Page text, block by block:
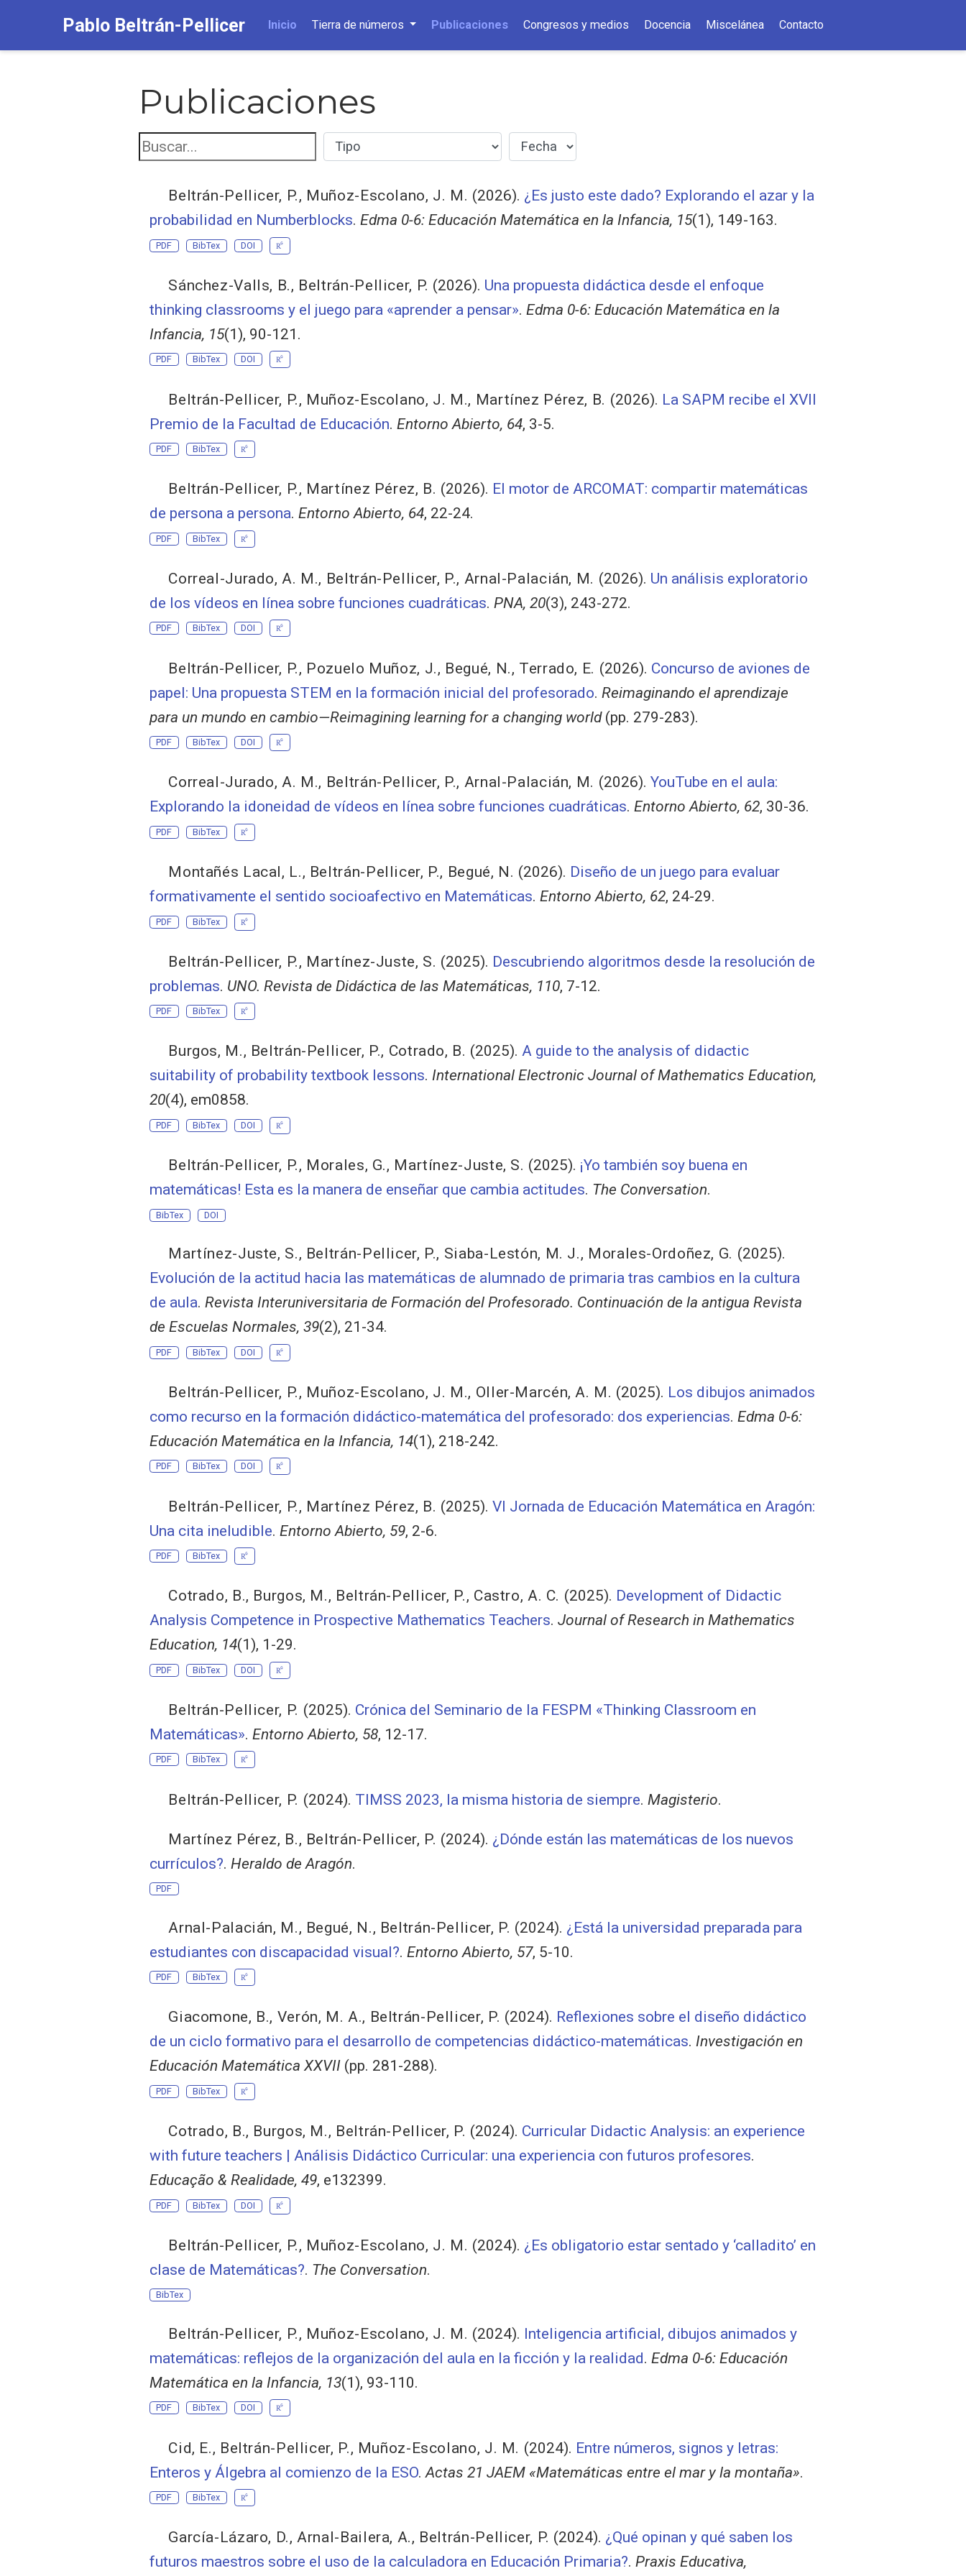
Pablo Beltrán-Pellicer Inicio Tierra de números Publicaciones Congresos y medios Docencia Miscelánea Contacto
Publicaciones
Beltrán-Pellicer, P., Muñoz-Escolano, J. M. (2026). ¿Es justo este dado? Explorando el azar y la
probabilidad en Numberblocks. Edma 0-6: Educación Matemática en la Infancia, 15(1), 149-163.
PDF BibTex DOI
Sánchez-Valls, B., Beltrán-Pellicer, P. (2026). Una propuesta didáctica desde el enfoque
thinking classrooms y el juego para «aprender a pensar». Edma 0-6: Educación Matemática en la
Infancia, 15(1), 90-121.
PDF BibTex DOI
Beltrán-Pellicer, P., Muñoz-Escolano, J. M., Martínez Pérez, B. (2026). La SAPM recibe el XVII
Premio de la Facultad de Educación. Entorno Abierto, 64, 3-5.
PDF BibTex
Beltrán-Pellicer, P., Martínez Pérez, B. (2026). El motor de ARCOMAT: compartir matemáticas
de persona a persona. Entorno Abierto, 64, 22-24.
PDF BibTex
Correal-Jurado, A. M., Beltrán-Pellicer, P., Arnal-Palacián, M. (2026). Un análisis exploratorio
de los vídeos en línea sobre funciones cuadráticas. PNA, 20(3), 243-272.
PDF BibTex DOI
Beltrán-Pellicer, P., Pozuelo Muñoz, J., Begué, N., Terrado, E. (2026). Concurso de aviones de
papel: Una propuesta STEM en la formación inicial del profesorado. Reimaginando el aprendizaje
para un mundo en cambio—Reimagining learning for a changing world(pp. 279-283).
PDF BibTex DOI
Correal-Jurado, A. M., Beltrán-Pellicer, P., Arnal-Palacián, M. (2026). YouTube en el aula:
Explorando la idoneidad de vídeos en línea sobre funciones cuadráticas. Entorno Abierto, 62, 30-36.
PDF BibTex
Montañés Lacal, L., Beltrán-Pellicer, P., Begué, N. (2026). Diseño de un juego para evaluar
formativamente el sentido socioafectivo en Matemáticas. Entorno Abierto, 62, 24-29.
PDF BibTex
Beltrán-Pellicer, P., Martínez-Juste, S. (2025). Descubriendo algoritmos desde la resolución de
problemas. UNO. Revista de Didáctica de las Matemáticas, 110, 7-12.
PDF BibTex
Burgos, M., Beltrán-Pellicer, P., Cotrado, B. (2025).A guide to the analysis of didactic
suitability of probability textbook lessons. International Electronic Journal of Mathematics Education,
20(4), em0858.
PDF BibTex DOI
Beltrán-Pellicer, P., Morales, G., Martínez-Juste, S. (2025). ¡Yo también soy buena en
matemáticas! Esta es la manera de enseñar que cambia actitudes. The Conversation.
BibTex DOI
Martínez-Juste, S., Beltrán-Pellicer, P., Siaba-Lestón, M. J., Morales-Ordoñez, G. (2025).
Evolución de la actitud hacia las matemáticas de alumnado de primaria tras cambios en la cultura
de aula. Revista Interuniversitaria de Formación del Profesorado. Continuación de la antigua Revista
de Escuelas Normales, 39(2), 21-34.
PDF BibTex DOI
Beltrán-Pellicer, P., Muñoz-Escolano, J. M., Oller-Marcén, A. M. (2025). Los dibujos animados
como recurso en la formación didáctico-matemática del profesorado: dos experiencias. Edma 0-6:
Educación Matemática en la Infancia, 14(1), 218-242.
PDF BibTex DOI
Beltrán-Pellicer, P., Martínez Pérez, B. (2025).VI Jornada de Educación Matemática en Aragón:
Una cita ineludible. Entorno Abierto, 59, 2-6.
PDF BibTex
Cotrado, B., Burgos, M., Beltrán-Pellicer, P., Castro, A. C. (2025). Development of Didactic
Analysis Competence in Prospective Mathematics Teachers. Journal of Research in Mathematics
Education, 14(1), 1-29.
PDF BibTex DOI
Beltrán-Pellicer, P. (2025). Crónica del Seminario de la FESPM «Thinking Classroom en
Matemáticas». Entorno Abierto, 58, 12-17.
PDF BibTex
Beltrán-Pellicer, P. (2024). TIMSS 2023, la misma historia de siempre. Magisterio.
Martínez Pérez, B., Beltrán-Pellicer, P. (2024). ¿Dónde están las matemáticas de los nuevos
currículos?. Heraldo de Aragón.
PDF
Arnal-Palacián, M., Begué, N., Beltrán-Pellicer, P. (2024). ¿Está la universidad preparada para
estudiantes con discapacidad visual?. Entorno Abierto, 57, 5-10.
PDF BibTex
Giacomone, B., Verón, M. A., Beltrán-Pellicer, P. (2024). Reflexiones sobre el diseño didáctico
de un ciclo formativo para el desarrollo de competencias didáctico-matemáticas. Investigación en
Educación Matemática XXVII (pp. 281-288).
PDF BibTex
Cotrado, B., Burgos, M., Beltrán-Pellicer, P. (2024). Curricular Didactic Analysis: an experience
with future teachers | Análisis Didáctico Curricular: una experiencia con futuros profesores.
Educação & Realidade, 49, e132399.
PDF BibTex DOI
Beltrán-Pellicer, P., Muñoz-Escolano, J. M. (2024). ¿Es obligatorio estar sentado y ‘calladito’ en
clase de Matemáticas?. The Conversation.
BibTex
Beltrán-Pellicer, P., Muñoz-Escolano, J. M. (2024). Inteligencia artificial, dibujos animados y
matemáticas: reflejos de la organización del aula en la ficción y la realidad. Edma 0-6: Educación
Matemática en la Infancia, 13(1), 93-110.
PDF BibTex DOI
Cid, E., Beltrán-Pellicer, P., Muñoz-Escolano, J. M. (2024). Entre números, signos y letras:
Enteros y Álgebra al comienzo de la ESO. Actas 21 JAEM «Matemáticas entre el mar y la montaña».
PDF BibTex
García-Lázaro, D.,Arnal-Bailera, A., Beltrán-Pellicer, P. (2024). ¿Qué opinan y qué saben los
futuros maestros sobre el uso de la calculadora en Educación Primaria?. Praxis Educativa,